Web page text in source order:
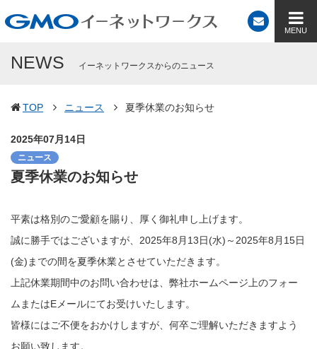
NEWS イーネットワークスからのニュース
TOP ニュース 夏季休業のお知らせ
2025年07月14日
ニュース
夏季休業のお知らせ
平素は格別のご愛顧を賜り、厚く御礼申し上げます。
誠に勝手ではございますが、2025年8月13日(水)～2025年8月15日
(金)までの間を夏季休業とさせていただきます。
上記休業期間中のお問い合わせは、弊社ホームページ上のフォー
ムまたはEメールにてお受けいたします。
皆様にはご不便をおかけしますが、何卒ご理解いただきますよう
お願い致します。